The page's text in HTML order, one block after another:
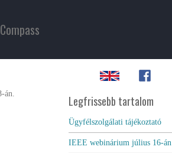
Compass
án. Legfrissebb tartalom
Ügyfélszolgálati tájékoztató
IEEE webinárium július 16-án